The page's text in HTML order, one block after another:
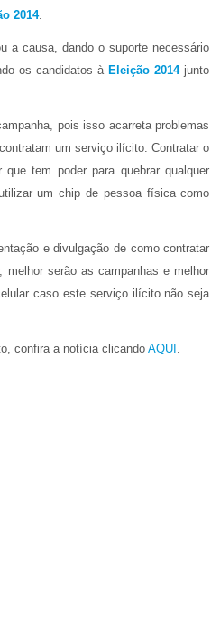
2014.
a causa, dando o suporte necessário
os candidatos à Eleição 2014 junto
pois isso acarreta problemas
um serviço ilícito. Contratar o
tem poder para quebrar qualquer
um chip de pessoa física como
e divulgação de como contratar
serão as campanhas e melhor
caso este serviço ilícito não seja
confira a notícia clicando AQUI .